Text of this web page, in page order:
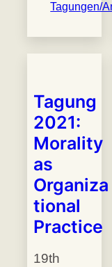
Tagungen/
Tagung
2021:
Morality
as
Organiza
tional
Practice
19th